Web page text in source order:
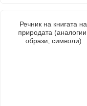
Речник на книгата на
природата (аналогии,
образи, символи)